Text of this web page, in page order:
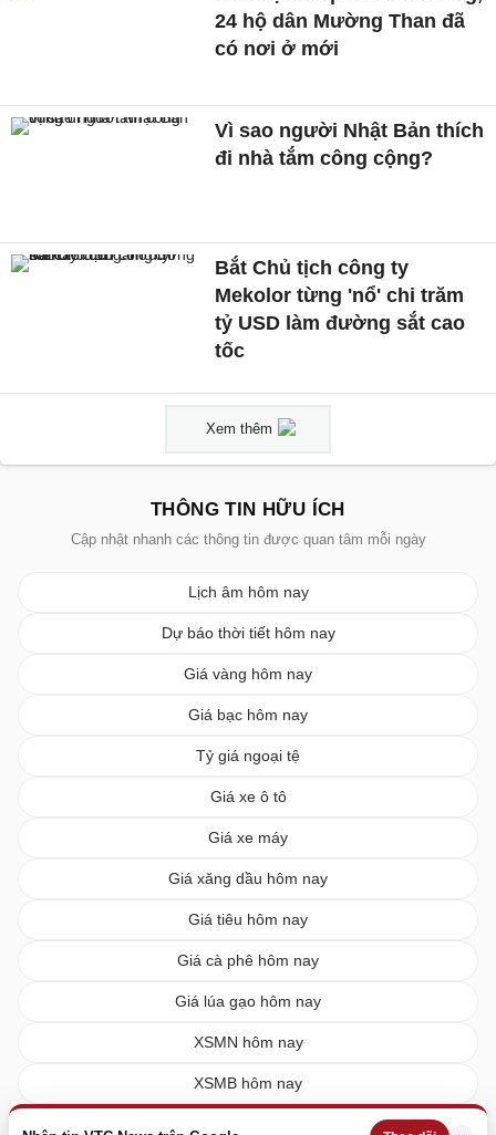
24 hộ dân Mường Than đã
có nơi ở mới
Vì sao người Nhật Bản thích
đi nhà tắm công cộng?
Bắt Chủ tịch công ty
Mekolor từng 'nổ' chi trăm
tỷ USD làm đường sắt cao
tốc
Xem thêm
THÔNG TIN HỮU ÍCH
Cập nhật nhanh các thông tin được quan tâm mỗi ngày
Lịch âm hôm nay
Dự báo thời tiết hôm nay
Giá vàng hôm nay
Giá bạc hôm nay
Tỷ giá ngoại tệ
Giá xe ô tô
Giá xe máy
Giá xăng dầu hôm nay
Giá tiêu hôm nay
Giá cà phê hôm nay
Giá lúa gạo hôm nay
XSMN hôm nay
XSMB hôm nay